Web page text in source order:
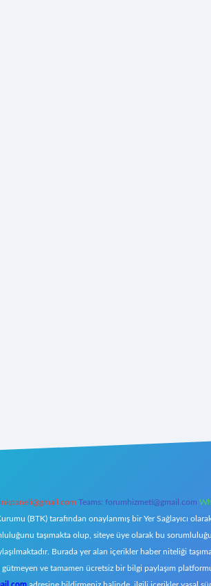
Teams: forumhizmeti@gmail.com
(BTK) tarafından onaylanmış bir Yer Sağlayıcı
taşımakta olup, siteye üye olarak bu
Burada yer alan içerikler haber niteliği
ve tamamen ücretsiz bir bilgi paylaşım